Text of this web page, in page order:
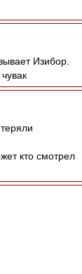
Изибор.
кто смотрел